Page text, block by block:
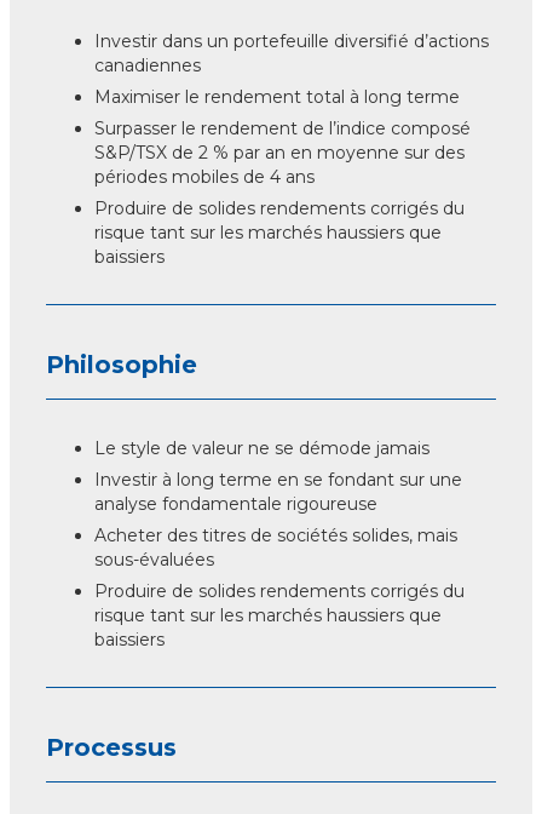
Investir dans un portefeuille diversifié d’actions
canadiennes
Maximiser le rendement total à long terme
Surpasser le rendement de l’indice composé
S&P/TSX de 2 % par an en moyenne sur des
périodes mobiles de 4 ans
Produire de solides rendements corrigés du
risque tant sur les marchés haussiers que
baissiers
Philosophie
Le style de valeur ne se démode jamais
Investir à long terme en se fondant sur une
analyse fondamentale rigoureuse
Acheter des titres de sociétés solides, mais
sous-évaluées
Produire de solides rendements corrigés du
risque tant sur les marchés haussiers que
baissiers
Processus